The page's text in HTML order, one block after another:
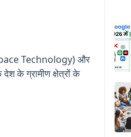
(Space Technology) और
के ग्रामीण क्षेत्रों के